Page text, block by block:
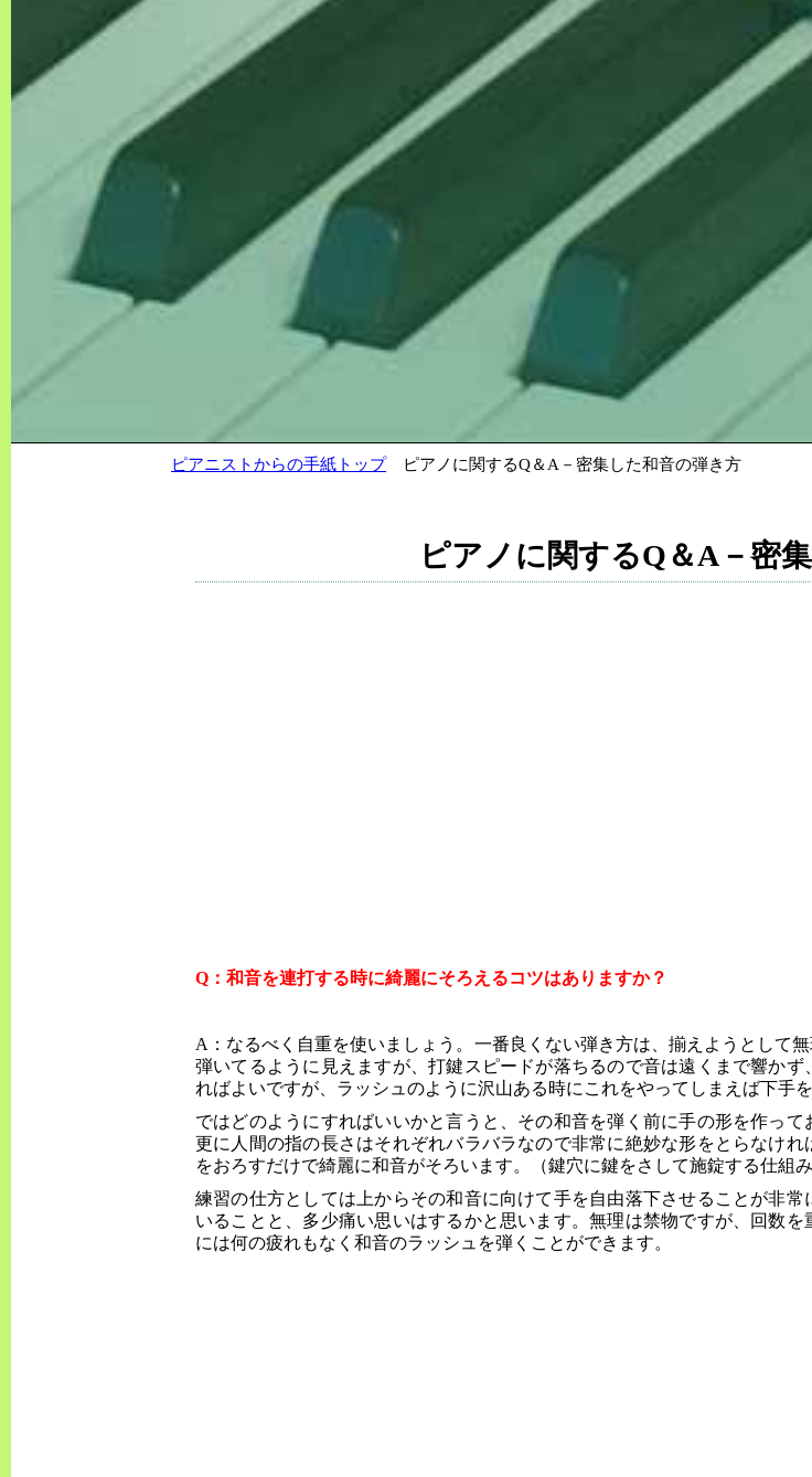
ピアニストからの手紙トップピアノに関するQ＆A－密集した和音の弾き方
ピアノに関するQ＆A－密
Q：和音を連打する時に綺麗にそろえるコツはありますか？
A：なるべく自重を使いましょう。一番良くない弾き方は、揃えようとして
弾いてるように見えますが、打鍵スピードが落ちるので音は遠くまで響か
ればよいですが、ラッシュのように沢山ある時にこれをやってしまえば下手
ではどのようにすればいいかと言うと、その和音を弾く前に手の形を作っ
更に人間の指の長さはそれぞれバラバラなので非常に絶妙な形をとらなけ
をおろすだけで綺麗に和音がそろいます。（鍵穴に鍵をさして施錠する仕組
練習の仕方としては上からその和音に向けて手を自由落下させることが非
いることと、多少痛い思いはするかと思います。無理は禁物ですが、回数
には何の疲れもなく和音のラッシュを弾くことができます。